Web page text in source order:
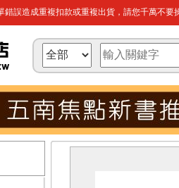
誤造成重複扣款或重複出貨，請您千萬不要